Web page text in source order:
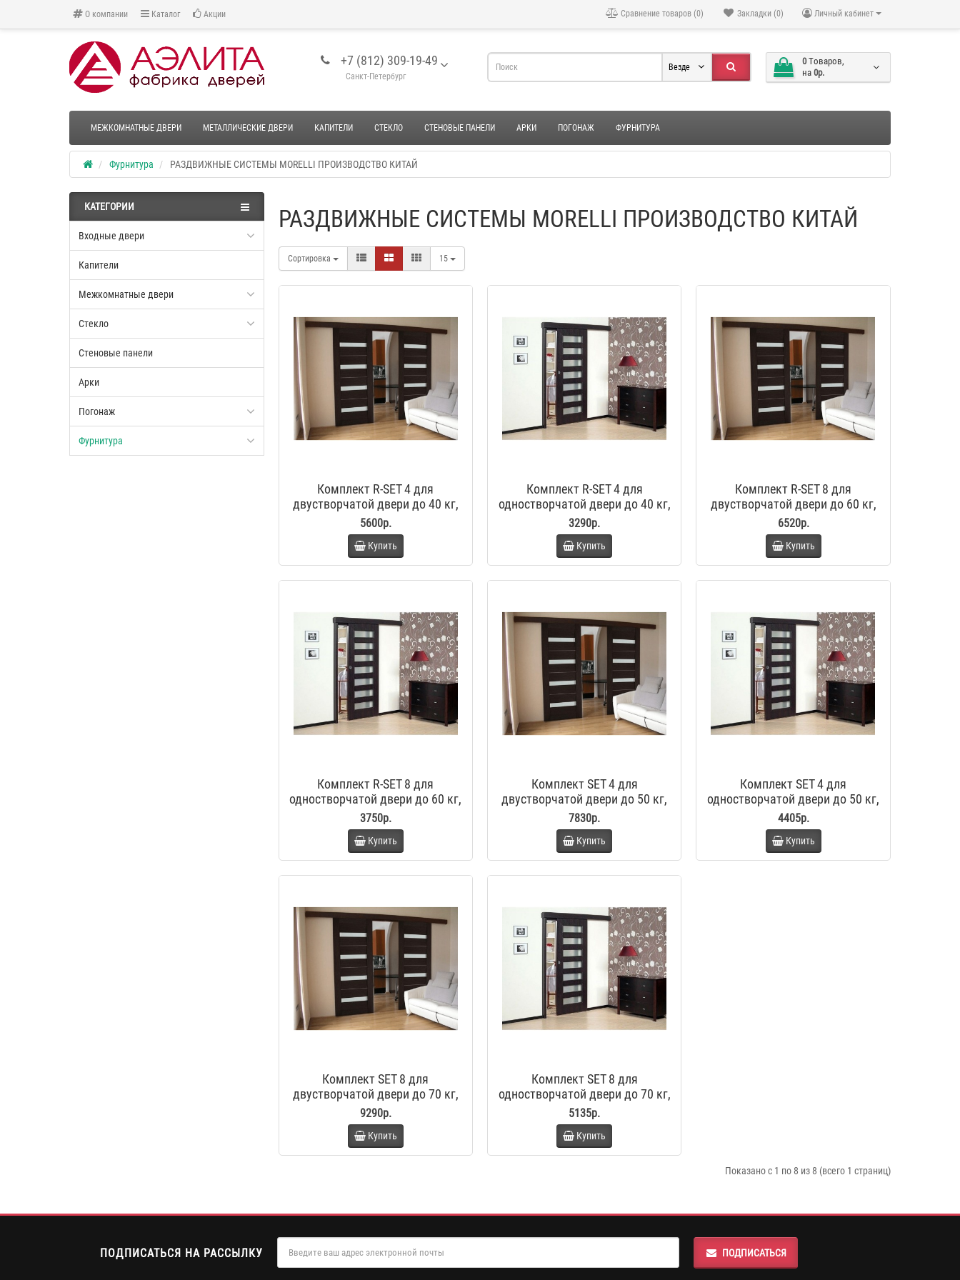
О компании Каталог Акции Личный кабинет
Закладки (0)
Сравнение товаров (0)
+7 (812) 309-19-49
Санкт-Петербург
0 Tоваров,
на 0р.
Везде
МЕЖКОМНАТНЫЕ ДВЕРИ МЕТАЛЛИЧЕСКИЕ ДВЕРИ КАПИТЕЛИ СТЕКЛО СТЕНОВЫЕ ПАНЕЛИ АРКИ ПОГОНАЖ ФУРНИТУРА
Фурнитура РАЗДВИЖНЫЕ СИСТЕМЫ MORELLI ПРОИЗВОДСТВО КИТАЙ
КАТЕГОРИИ
Входные двери
Капители
Межкомнатные двери
Стекло
Стеновые панели
Арки
Погонаж
Фурнитура
РАЗДВИЖНЫЕ СИСТЕМЫ MORELLI ПРОИЗВОДСТВО КИТАЙ
Сортировка 15
Комплект R-SET 4 для
двустворчатой двери до 40 кг,
стандартный стопор
5600р.
Купить
Комплект R-SET 4 для
одностворчатой двери до 40 кг,
стандартный стопор
3290р.
Купить
Комплект R-SET 8 для
двустворчатой двери до 60 кг,
стандартный стопор
6520р.
Купить
Комплект R-SET 8 для
одностворчатой двери до 60 кг,
стандартный стопор
3750р.
Купить
Комплект SET 4 для
двустворчатой двери до 50 кг,
стандартный стопор
7830р.
Купить
Комплект SET 4 для
одностворчатой двери до 50 кг,
стандартный стопор
4405р.
Купить
Комплект SET 8 для
двустворчатой двери до 70 кг,
стандартный стопор
9290р.
Купить
Комплект SET 8 для
одностворчатой двери до 70 кг,
стандартный стопор
5135р.
Купить
Показано с 1 по 8 из 8 (всего 1 страниц)
ПОДПИСАТЬСЯ НА РАССЫЛКУ ПОДПИСАТЬСЯ